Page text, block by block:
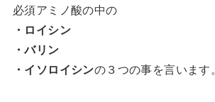
必須アミノ酸の中の
・ロイシン
・バリン
・イソロイシンの３つの事を言います。